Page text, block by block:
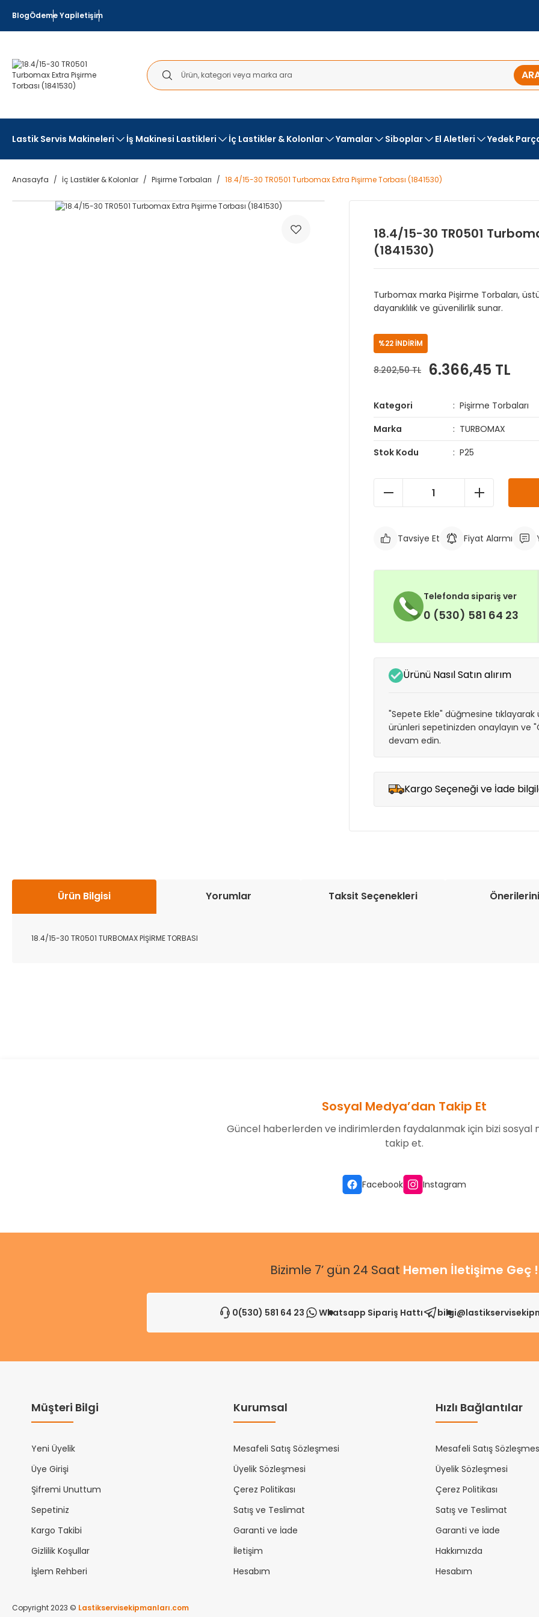
BlogÖdeme Yapİletişim
Lastik Servis Makineleri İş Makinesi Lastikleri İç Lastikler & Kolonlar Yamalar Siboplar El Aletleri Yedek
Anasayfa İç Lastikler & Kolonlar Pişirme Torbaları 18.4/15-30 TR0501 Turbomax Extra Pişirme Torbası (1841530)
18.4/15-30 TR0501
(1841530)
Turbomax marka Pişirme Torbaları,
dayanıklılık ve güvenilirlik sunar.
%22 İNDİRİM
8.202,50 TL 6.366,45 TL
Kategori
Pişirme Torbaları
Marka
TURBOMAX
Stok Kodu
P25
Tavsiye Et Fiyat Alarmı
Telefonda sipariş ver
0 (530) 581 64 23
Ürünü Nasıl Satın alırım
"Sepete Ekle" düğmesine
ürünleri sepetinizden onaylayın ve
devam edin.
Kargo Seçeneği ve İade
Ürün Bilgisi Yorumlar Taksit Seçenekleri
18.4/15-30 TR0501 TURBOMAX PİŞİRME TORBASI
Gönder
Sosyal Medya’dan Takip Et
Güncel haberlerden ve indirimlerden faydalanmak için bizi sosyal
takip et.
Facebook Instagram
Bizimle 7’ gün 24 Saat Hemen İletişime Geç !
0(530) 581 64 23 Whatsapp Sipariş Hattı
Müşteri Bilgi
Yeni Üyelik
Üye Girişi
Şifremi Unuttum
Sepetiniz
Kargo Takibi
Gizlilik Koşullar
İşlem Rehberi
Kurumsal
Mesafeli Satış Sözleşmesi
Üyelik Sözleşmesi
Çerez Politikası
Satış ve Teslimat
Garanti ve İade
İletişim
Hesabım
Hızlı Bağlantılar
Mesafeli Satış
Üyelik Sözleşmesi
Çerez Politikası
Satış ve Teslimat
Garanti ve İade
Hakkımızda
Hesabım
Copyright 2023 © Lastikservisekipmanları.com